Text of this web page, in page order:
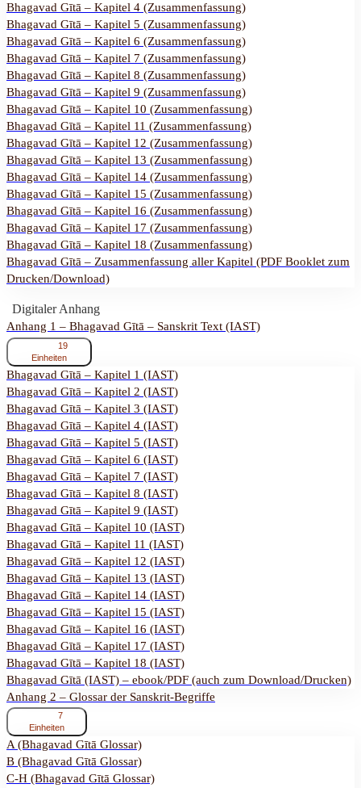
Bhagavad Gītā – Kapitel 4 (Zusammenfassung)
Bhagavad Gītā – Kapitel 5 (Zusammenfassung)
Bhagavad Gītā – Kapitel 6 (Zusammenfassung)
Bhagavad Gītā – Kapitel 7 (Zusammenfassung)
Bhagavad Gītā – Kapitel 8 (Zusammenfassung)
Bhagavad Gītā – Kapitel 9 (Zusammenfassung)
Bhagavad Gītā – Kapitel 10 (Zusammenfassung)
Bhagavad Gītā – Kapitel 11 (Zusammenfassung)
Bhagavad Gītā – Kapitel 12 (Zusammenfassung)
Bhagavad Gītā – Kapitel 13 (Zusammenfassung)
Bhagavad Gītā – Kapitel 14 (Zusammenfassung)
Bhagavad Gītā – Kapitel 15 (Zusammenfassung)
Bhagavad Gītā – Kapitel 16 (Zusammenfassung)
Bhagavad Gītā – Kapitel 17 (Zusammenfassung)
Bhagavad Gītā – Kapitel 18 (Zusammenfassung)
Bhagavad Gītā – Zusammenfassung aller Kapitel (PDF Booklet zum
Drucken/Download)
Digitaler Anhang
Anhang 1 – Bhagavad Gītā – Sanskrit Text (IAST)
ausklappen
Anhang
1
–
Bhagavad
Gītā
–
Sanskrit
Text
(IAST)
19
Einheiten
Bhagavad Gītā – Kapitel 1 (IAST)
Bhagavad Gītā – Kapitel 2 (IAST)
Bhagavad Gītā – Kapitel 3 (IAST)
Bhagavad Gītā – Kapitel 4 (IAST)
Bhagavad Gītā – Kapitel 5 (IAST)
Bhagavad Gītā – Kapitel 6 (IAST)
Bhagavad Gītā – Kapitel 7 (IAST)
Bhagavad Gītā – Kapitel 8 (IAST)
Bhagavad Gītā – Kapitel 9 (IAST)
Bhagavad Gītā – Kapitel 10 (IAST)
Bhagavad Gītā – Kapitel 11 (IAST)
Bhagavad Gītā – Kapitel 12 (IAST)
Bhagavad Gītā – Kapitel 13 (IAST)
Bhagavad Gītā – Kapitel 14 (IAST)
Bhagavad Gītā – Kapitel 15 (IAST)
Bhagavad Gītā – Kapitel 16 (IAST)
Bhagavad Gītā – Kapitel 17 (IAST)
Bhagavad Gītā – Kapitel 18 (IAST)
Bhagavad Gītā (IAST) – ebook/PDF (auch zum Download/Drucken)
Anhang 2 – Glossar der Sanskrit-Begriffe
ausklappen
Anhang
2
–
Glossar
der
Sanskrit-
7
Einheiten
A (Bhagavad Gītā Glossar)
B (Bhagavad Gītā Glossar)
C-H (Bhagavad Gītā Glossar)